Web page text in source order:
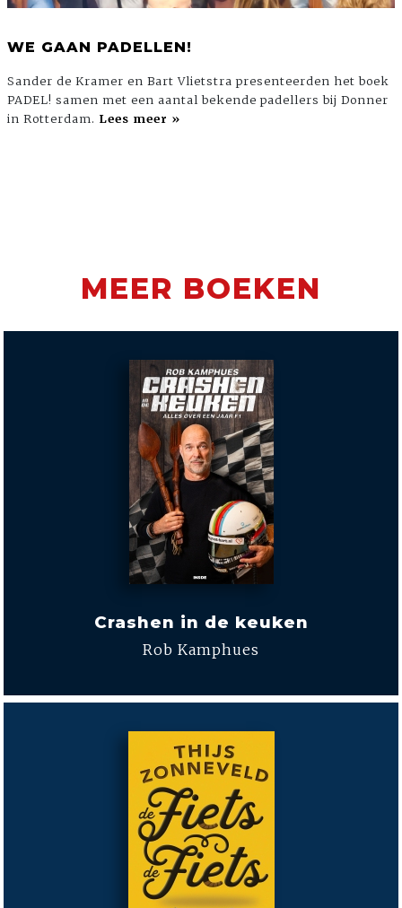
WE GAAN PADELLEN!
Sander de Kramer en Bart Vlietstra presenteerden het boek
PADEL! samen met een aantal bekende padellers bij Donner
in Rotterdam. Lees meer »
MEER BOEKEN
Crashen in de keuken
Rob Kamphues